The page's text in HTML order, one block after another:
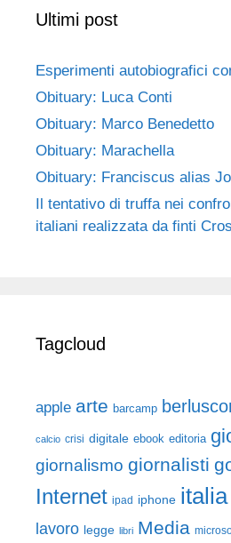
Ultimi post
Esperimenti autobiografici
Obituary: Luca Conti
Obituary: Marco Benedetto
Obituary: Marachella
Obituary: Franciscus alias
Il tentativo di truffa nei
italiani realizzata da finti
Tagcloud
apple arte barcamp
calcio crisi digitale ebook editoria
giornalismo giornalisti
Internet ipad iphone italia
lavoro legge libri Media